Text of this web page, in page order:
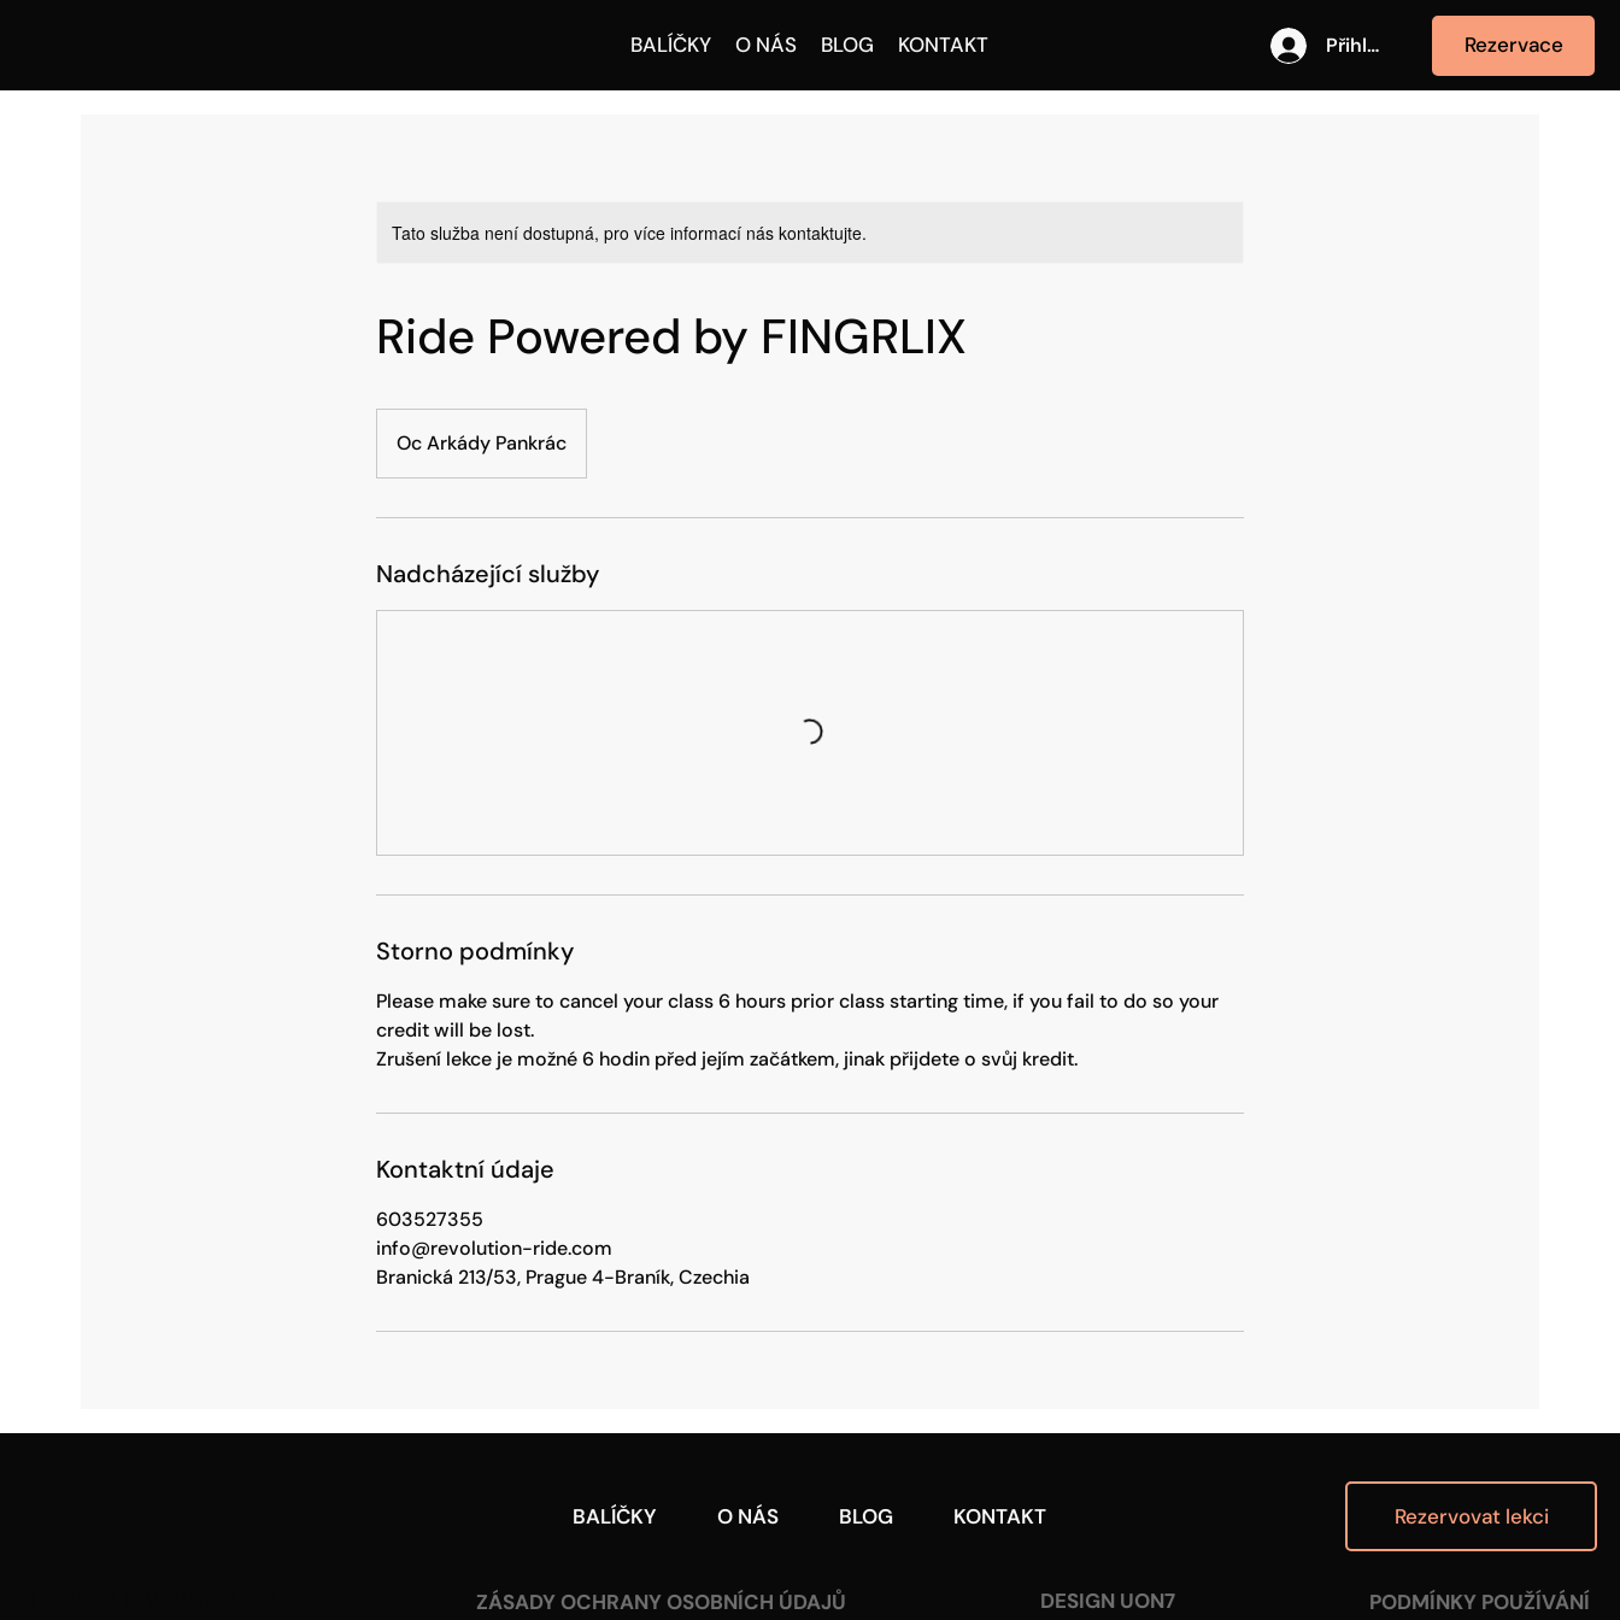
BALÍČKY O NÁS BLOG KONTAKT Přihlásit se Rezervace
Tato služba není dostupná, pro více informací nás kontaktujte.
Ride Powered by FINGRLIX
Oc Arkády Pankrác
Nadcházející služby
Storno podmínky
Please make sure to cancel your class 6 hours prior class starting time, if you fail to do so your
credit will be lost.
Zrušení lekce je možné 6 hodin před jejím začátkem, jinak přijdete o svůj kredit.
Kontaktní údaje
603527355
info@revolution-ride.com
Branická 213/53, Prague 4-Braník, Czechia
BALÍČKY O NÁS BLOG KONTAKT Rezervovat lekci
ZÁSADY OCHRANY OSOBNÍCH ÚDAJŮ DESIGN UON7 PODMÍNKY POUŽÍVÁNÍ